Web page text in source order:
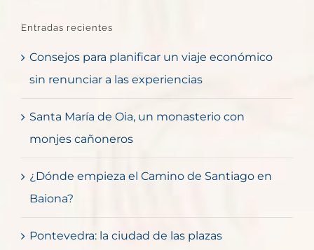
Entradas recientes
Consejos para planificar un viaje económico
sin renunciar a las experiencias
Santa María de Oia, un monasterio con
monjes cañoneros
¿Dónde empieza el Camino de Santiago en
Baiona?
Pontevedra: la ciudad de las plazas